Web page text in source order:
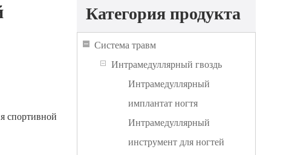
спортивной
Категория продукта
Система травм
Интрамедуллярный гвоздь
Интрамедуллярный
имплантат ногтя
Интрамедуллярный
инструмент для ногтей